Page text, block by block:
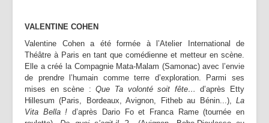
VALENTINE COHEN
Valentine Cohen a été formée à l’Atelier International de
Théâtre à Paris en tant que comédienne et metteur en scène.
Elle a créé la Compagnie Mata-Malam (Samonac) avec l’envie
de prendre l’humain comme terre d’exploration. Parmi ses
mises en scène :Que Ta volonté soit fête… d’après Etty
Hillesum (Paris, Bordeaux, Avignon, Fitheb au Bénin...), La
Vita Bella ! d’après Dario Fo et Franca Rame (tournée en